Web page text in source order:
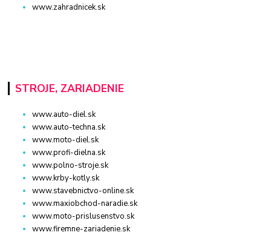
www.zahradnicek.sk
STROJE, ZARIADENIE
www.auto-diel.sk
www.auto-techna.sk
www.moto-diel.sk
www.profi-dielna.sk
www.polno-stroje.sk
www.krby-kotly.sk
www.stavebnictvo-online.sk
www.maxiobchod-naradie.sk
www.moto-prislusenstvo.sk
www.firemne-zariadenie.sk